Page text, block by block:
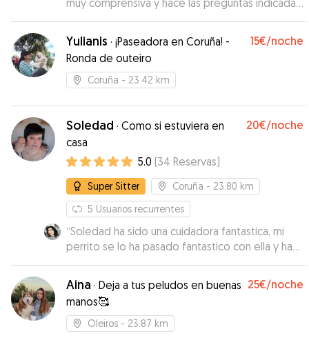
muy comprensiva y hace las preguntas indicadas.
Contaremos con ella siempre que se pueda :)
Chía se lo ha pasado muy bien
Yulianis · ¡Paseadora en Coruña! -
Ronda de outeiro
15€/noche
Coruña - 23.42 km
Soledad · Como si estuviera en
casa
20€/noche
5.0 (34 Reservas)
Super Sitter Coruña - 23.80 km
5 Usuarios recurrentes
“Soledad ha sido una cuidadora fantastica, mi
perrito se lo ha pasado fantastico con ella y ha
venido contententisimo, ademas ella ha sido
super atenta en todo e informativa. Se nota que
le encantan los perros y que los cuida a las mil
maravillas
Aina · Deja a tus peludos en buenas
manos🥰
25€/noche
Oleiros - 23.87 km